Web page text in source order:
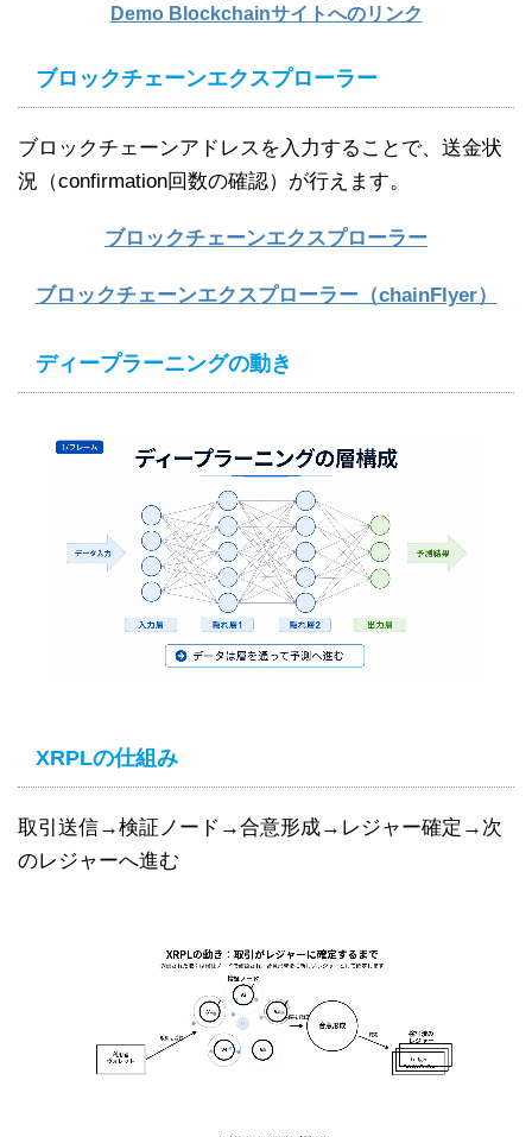
Demo Blockchainサイトへのリンク
ブロックチェーンエクスプローラー
ブロックチェーンアドレスを入力することで、送金状
況（confirmation回数の確認）が行えます。
ブロックチェーンエクスプローラー
ブロックチェーンエクスプローラー（chainFlyer）
ディープラーニングの動き
XRPLの仕組み
取引送信→検証ノード→合意形成→レジャー確定→次
のレジャーへ進む